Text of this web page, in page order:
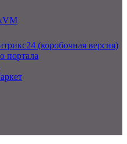
(коробочная версия)
портала